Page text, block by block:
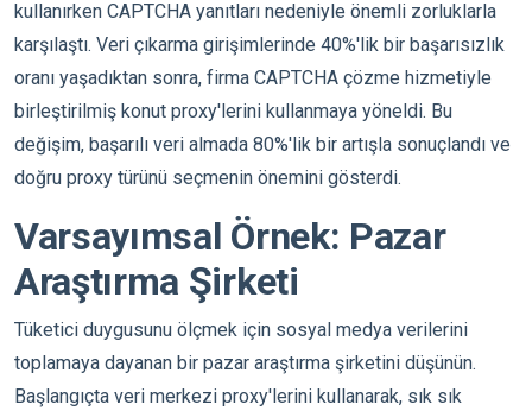
kullanırken CAPTCHA yanıtları nedeniyle önemli zorluklarla
karşılaştı. Veri çıkarma girişimlerinde 40%'lik bir başarısızlık
oranı yaşadıktan sonra, firma CAPTCHA çözme hizmetiyle
birleştirilmiş konut proxy'lerini kullanmaya yöneldi. Bu
değişim, başarılı veri almada 80%'lik bir artışla sonuçlandı ve
doğru proxy türünü seçmenin önemini gösterdi.
Varsayımsal Örnek: Pazar
Araştırma Şirketi
Tüketici duygusunu ölçmek için sosyal medya verilerini
toplamaya dayanan bir pazar araştırma şirketini düşünün.
Başlangıçta veri merkezi proxy'lerini kullanarak, sık sık